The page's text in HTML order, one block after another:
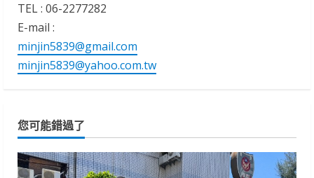
TEL : 06-2277282
E-mail :
minjin5839@gmail.com
minjin5839@yahoo.com.tw
您可能錯過了